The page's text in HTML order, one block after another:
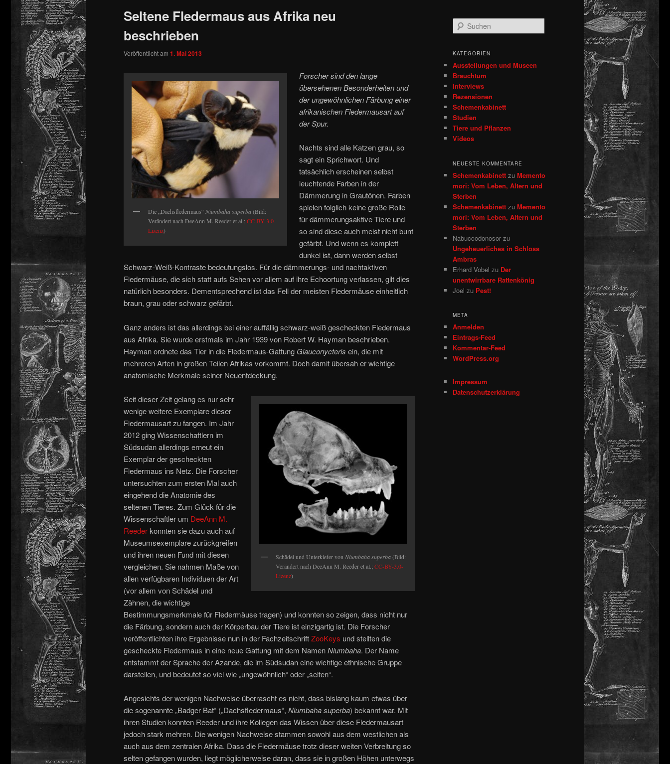
springen
Seltene Fledermaus aus Afrika neu
beschrieben
Veröffentlicht am 1. Mai 2013
Die „Dachsfledermaus“ Niumbaha superba(Bild:
Verändert nach DeeAnn M. Reeder et al.; CC-BY-3.0-
Lizenz)
Forscher sind den lange
übersehenen Besonderheiten und
der ungewöhnlichen Färbung einer
afrikanischen Fledermausart auf
der Spur.
Nachts sind alle Katzen grau, so
sagt ein Sprichwort. Und
tatsächlich erscheinen selbst
leuchtende Farben in der
Dämmerung in Grautönen. Farben
spielen folglich keine große Rolle
für dämmerungsaktive Tiere und
so sind diese auch meist nicht bunt
gefärbt. Und wenn es komplett
dunkel ist, dann werden selbst
Schwarz-Weiß-Kontraste bedeutungslos. Für die dämmerungs- und nachtaktiven
Fledermäuse, die sich statt aufs Sehen vor allem auf ihre Echoortung verlassen, gilt dies
natürlich besonders. Dementsprechend ist das Fell der meisten Fledermäuse einheitlich
braun, grau oder schwarz gefärbt.
Ganz anders ist das allerdings bei einer auffällig schwarz-weiß gescheckten Fledermaus
aus Afrika. Sie wurde erstmals im Jahr 1939 von Robert W. Hayman beschrieben.
Hayman ordnete das Tier in die Fledermaus-Gattung Glauconycteris ein, die mit
mehreren Arten in großen Teilen Afrikas vorkommt. Doch damit übersah er wichtige
anatomische Merkmale seiner Neuentdeckung.
Schädel und Unterkiefer vonNiumbaha superba(Bild:
Verändert nach DeeAnn M. Reeder et al.;CC-BY-3.0-
Lizenz)
Seit dieser Zeit gelang es nur sehr
wenige weitere Exemplare dieser
Fledermausart zu fangen. Im Jahr
2012 ging Wissenschaftlern im
Südsudan allerdings erneut ein
Exemplar der gescheckten
Fledermaus ins Netz. Die Forscher
untersuchten zum ersten Mal auch
eingehend die Anatomie des
seltenen Tieres. Zum Glück für die
Wissenschaftler um DeeAnn M.
Reeder konnten sie dazu auch auf
Museumsexemplare zurückgreifen
und ihren neuen Fund mit diesen
vergleichen. Sie nahmen Maße von
allen verfügbaren Individuen der Art
(vor allem von Schädel und
Zähnen, die wichtige
Bestimmungsmerkmale für Fledermäuse tragen) und konnten so zeigen, dass nicht nur
die Färbung, sondern auch der Körperbau der Tiere ist einzigartig ist. Die Forscher
veröffentlichten ihre Ergebnisse nun in der FachzeitschriftZooKeys und stellten die
gescheckte Fledermaus in eine neue Gattung mit dem NamenNiumbaha. Der Name
entstammt der Sprache der Azande, die im Südsudan eine wichtige ethnische Gruppe
darstellen, und bedeutet so viel wie „ungewöhnlich“ oder „selten“.
Angesichts der wenigen Nachweise überrascht es nicht, dass bislang kaum etwas über
die sogenannte „Badger Bat“ („Dachsfledermaus“, Niumbaha superba) bekannt war. Mit
ihren Studien konnten Reeder und ihre Kollegen das Wissen über diese Fledermausart
jedoch stark mehren. Die wenigen Nachweise stammen sowohl aus dem westlichen als
auch aus dem zentralen Afrika. Dass die Fledermäuse trotz dieser weiten Verbreitung so
selten gefangen wurden, liegt möglicherweise daran, dass sie in großen Höhen unterwegs
u
h
n
KATEGORIEN
Ausstellungen und Museen
Brauchtum
Interviews
Rezensionen
Schemenkabinett
Studien
Tiere und Pflanzen
Videos
NEUESTE KOMMENTARE
Schemenkabinett zu Memento
mori: Vom Leben, Altern und
Sterben
Schemenkabinett zu Memento
mori: Vom Leben, Altern und
Sterben
Nabuccodonosor zu
Ungeheuerliches in Schloss
Ambras
Erhard Vobel zu Der
unentwirrbare Rattenkönig
Joel zu Pest!
META
Anmelden
Eintrags-Feed
Kommentar-Feed
WordPress.org
Impressum
Datenschutzerklärung